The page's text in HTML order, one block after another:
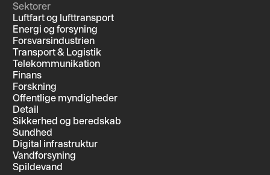
Sektorer
Luftfart og lufttransport
Energi og forsyning
Forsvarsindustrien
Transport & Logistik
Telekommunikation
Finans
Forskning
Offentlige myndigheder
Detail
Sikkerhed og beredskab
Sundhed
Digital infrastruktur
Vandforsyning
Spildevand